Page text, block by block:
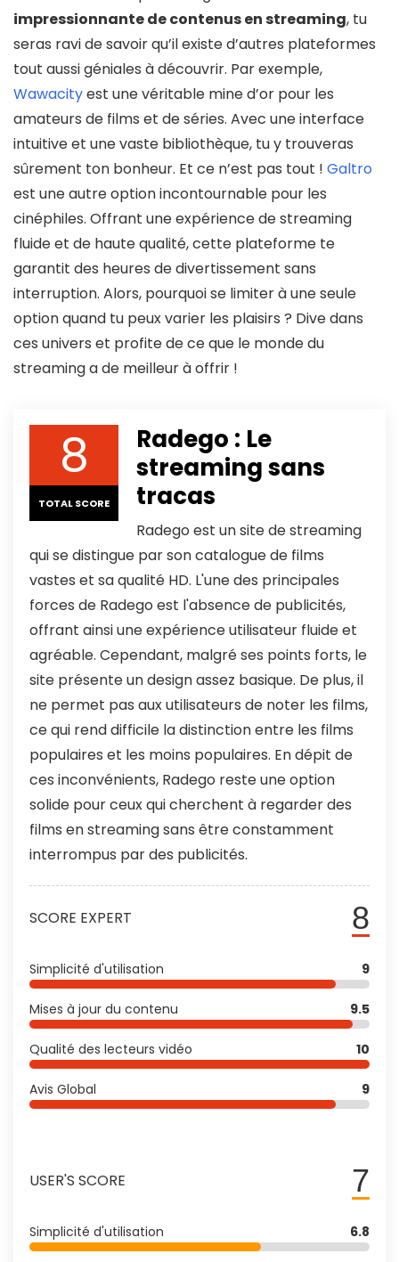
impressionnante de contenus en streaming, tu
seras ravi de savoir qu’il existe d’autres plateformes
tout aussi géniales à découvrir. Par exemple,
Wawacityest une véritable mine d’or pour les
amateurs de films et de séries. Avec une interface
intuitive et une vaste bibliothèque, tu y trouveras
sûrement ton bonheur. Et ce n’est pas tout ! Galtro
est une autre option incontournable pour les
cinéphiles. Offrant une expérience de streaming
fluide et de haute qualité, cette plateforme te
garantit des heures de divertissement sans
interruption. Alors, pourquoi se limiter à une seule
option quand tu peux varier les plaisirs ? Dive dans
ces univers et profite de ce que le monde du
streaming a de meilleur à offrir !
8
TOTAL SCORE
Radego : Le
streaming sans
tracas
Radego est un site de streaming
qui se distingue par son catalogue de films
vastes et sa qualité HD. L'une des principales
forces de Radego est l'absence de publicités,
offrant ainsi une expérience utilisateur fluide et
agréable. Cependant, malgré ses points forts, le
site présente un design assez basique. De plus, il
ne permet pas aux utilisateurs de noter les films,
ce qui rend difficile la distinction entre les films
populaires et les moins populaires. En dépit de
ces inconvénients, Radego reste une option
solide pour ceux qui cherchent à regarder des
films en streaming sans être constamment
interrompus par des publicités.
8
SCORE EXPERT
Simplicité d'utilisation 9
Mises à jour du contenu 9.5
Qualité des lecteurs vidéo 10
Avis Global 9
7
USER'S SCORE
Simplicité d'utilisation 6.8